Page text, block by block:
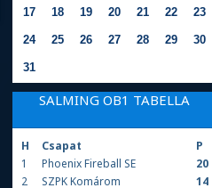
17 18 19 20 21 22 23
24 25 26 27 28 29 30
31
SALMING OB1 TABELLA
H Csapat
P
1
Phoenix Fireball SE
20
2
SZPK Komárom
14